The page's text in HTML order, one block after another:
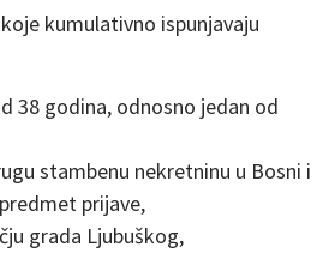
kumulativno ispunjavaju
38 godina, odnosno jedan od
stambenu nekretninu u Bosni i
prijave,
grada Ljubuškog,